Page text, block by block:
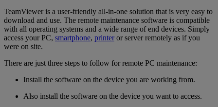
TeamViewer is a user-friendly all-in-one solution that is very easy to
download and use. The remote maintenance software is compatible
with all operating systems and a wide range of end devices. Simply
access your PC, smartphone, printeror server remotely as if you
were on site.
There are just three steps to follow for remote PC maintenance:
Install the software on the device you are working from.
Also install the software on the device you want to access.